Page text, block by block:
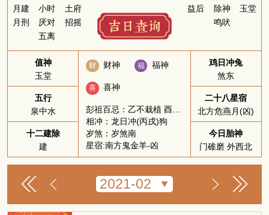
月建
小时
土府
月刑
厌对
招摇
五离
益后
除神
玉堂
鸣吠
值神
玉堂
五行
泉中水
十二建除
建
财 财神 福 福神
喜 喜神
相冲：龙日冲(丙戌)狗
岁煞：岁煞南
星宿:南方鬼金羊-凶
鸡日冲兔
煞东
二十八星宿
北方危燕月(凶)
今日胎神
门碓磨 外西北